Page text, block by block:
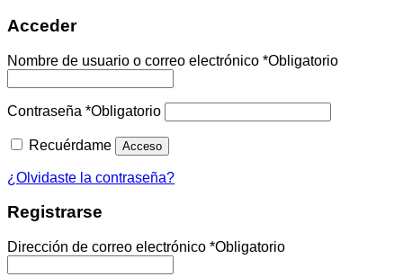
Acceder
Nombre de usuario o correo electrónico *Obligatorio
Contraseña *Obligatorio
Recuérdame Acceso
¿Olvidaste la contraseña?
Registrarse
Dirección de correo electrónico *Obligatorio